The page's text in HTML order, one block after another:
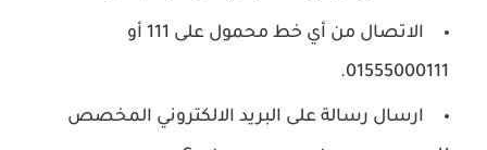
الاتصال من أي خط محمول على 111 أو
01555000111.
ارسال رسالة على البريد الالكتروني المخصص